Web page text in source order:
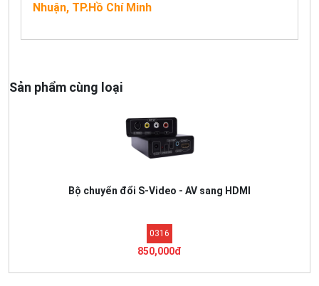
Nhuận, TP.Hồ Chí Minh
Sản phẩm cùng loại
Bộ chuyển đổi S-Video - AV sang HDMI
0316
850,000đ